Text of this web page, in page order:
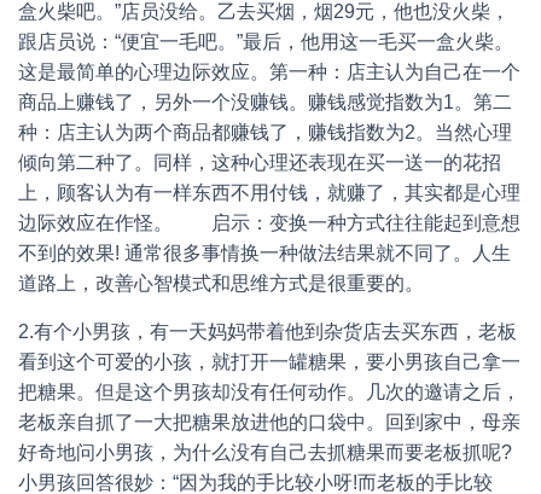
盒火柴吧。”店员没给。乙去买烟，烟29元，他也没火柴，
跟店员说：“便宜一毛吧。”最后，他用这一毛买一盒火柴。
这是最简单的心理边际效应。第一种：店主认为自己在一个
商品上赚钱了，另外一个没赚钱。赚钱感觉指数为1。第二
种：店主认为两个商品都赚钱了，赚钱指数为2。当然心理
倾向第二种了。同样，这种心理还表现在买一送一的花招
上，顾客认为有一样东西不用付钱，就赚了，其实都是心理
边际效应在作怪。 启示：变换一种方式往往能起到意想
不到的效果! 通常很多事情换一种做法结果就不同了。人生
道路上，改善心智模式和思维方式是很重要的。
2.有个小男孩，有一天妈妈带着他到杂货店去买东西，老板
看到这个可爱的小孩，就打开一罐糖果，要小男孩自己拿一
把糖果。但是这个男孩却没有任何动作。几次的邀请之后，
老板亲自抓了一大把糖果放进他的口袋中。回到家中，母亲
好奇地问小男孩，为什么没有自己去抓糖果而要老板抓呢?
小男孩回答很妙：“因为我的手比较小呀!而老板的手比较